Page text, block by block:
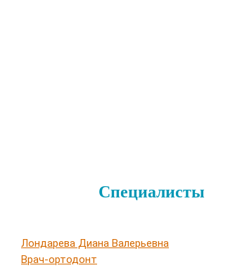
Специалисты
Лондарева Диана Валерьевна
Врач-ортодонт